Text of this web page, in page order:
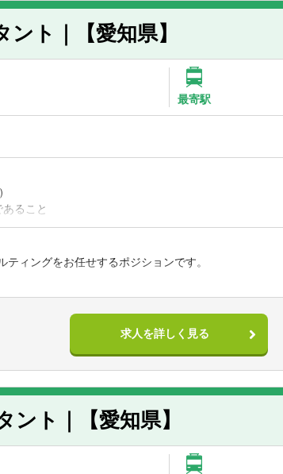
ト｜【愛知県】
最寄駅
ること
人で大きなばらつきがあり、目安のご案内をしかねます
ます。
かつ 公的機関、非営利組織等での実務経験（5年以上）
イザリー/コンサルティング経験
での、外部コンサルタントマネジメント経験
ィングをお任せするポジションです。
ティング
・分析、資料作成
係含む）
求人を詳しく見る
ト｜【愛知県】